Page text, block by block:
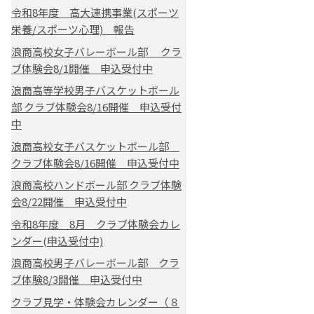
令和8年度 高大連携事業(スポーツ
栄養/スポーツ心理) 報告
浪商高校女子バレーボール部 クラ
ブ体験会8/1開催 申込受付中
浪商高等学校男子バスケットボール
部 クラブ体験会8/16開催 申込受付
中
浪商高校女子バスケットボール部
クラブ体験会8/16開催 申込受付中
浪商高校ハンドボール部 クラブ体験
会8/22開催 申込受付中
令和8年度 8月 クラブ体験会カレ
ンダー(申込受付中)
浪商高校男子バレーボール部 クラ
ブ体験8/3開催 申込受付中
クラブ見学・体験会カレンダー（８